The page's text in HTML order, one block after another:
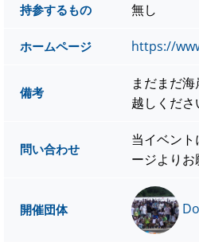
持参するもの 無し
ホームページ https://
備考
まだまだ
越しくださ
問い合わせ
当イベン
ージより
開催団体